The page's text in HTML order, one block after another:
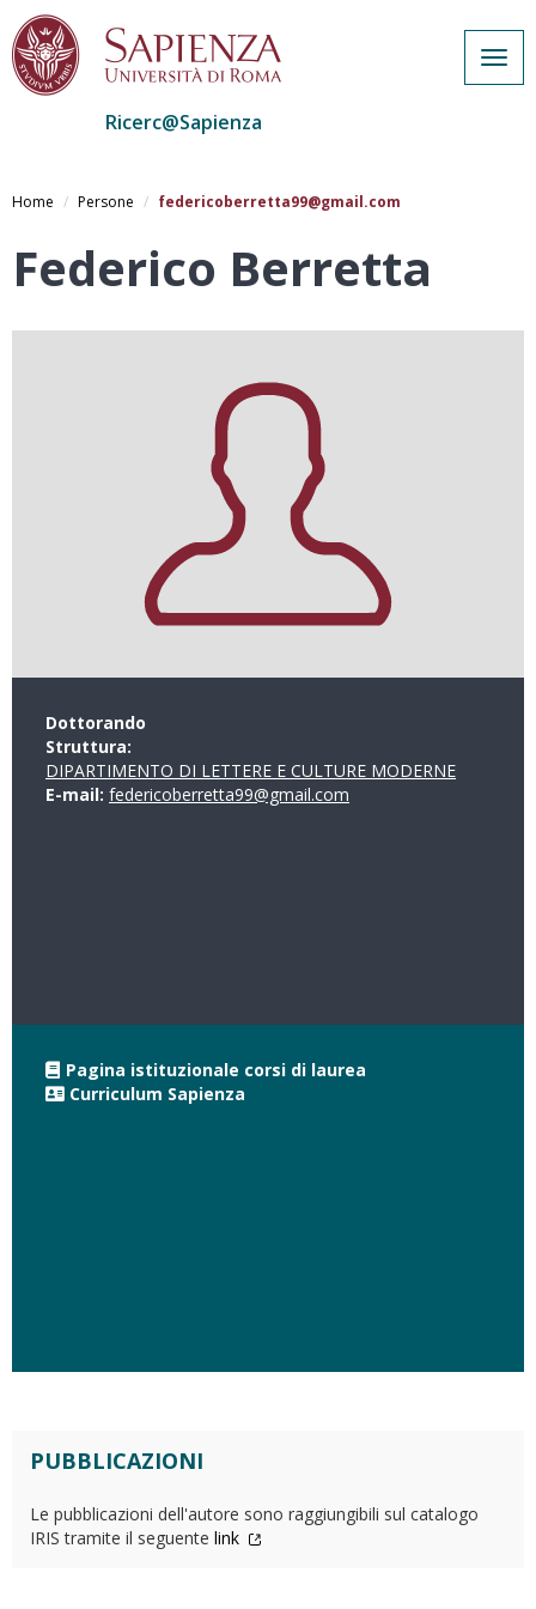
al
Ricerc@Sapienza
Home Persone federicoberretta99@gmail.com
Federico Berretta
Dottorando
Struttura:
DIPARTIMENTO DI LETTERE E CULTURE MODERNE
E-mail: federicoberretta99@gmail.com
Pagina istituzionale corsi di laurea
Curriculum Sapienza
PUBBLICAZIONI
Le pubblicazioni dell'autore sono raggiungibili sul catalogo
IRIS tramite il seguente link